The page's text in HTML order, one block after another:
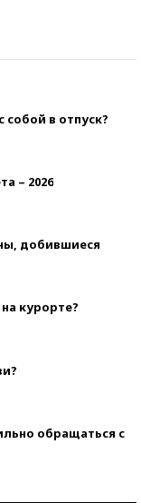
в отпуск?
– 2026
добившиеся
курорте?
обращаться с